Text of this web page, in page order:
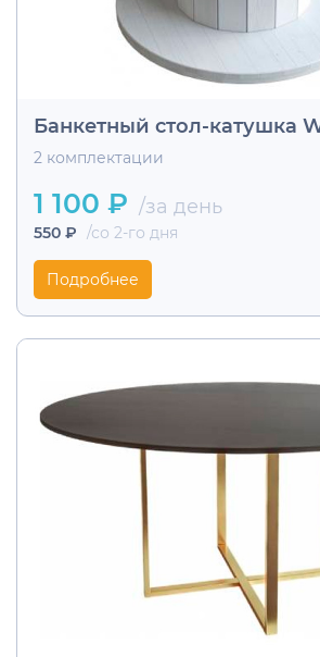
Банкетный стол-катушка
2 комплектации
1 100 ₽ /за день
550 ₽ /со 2-го дня
Подробнее